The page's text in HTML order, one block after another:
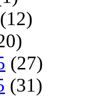
(12)
(27)
(31)